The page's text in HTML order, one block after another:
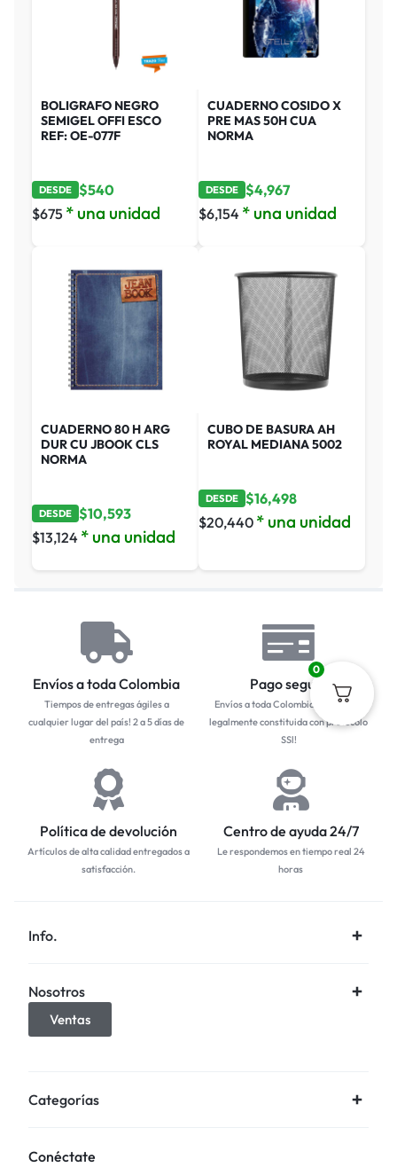
BOLIGRAFO NEGRO
SEMIGEL OFFI ESCO
REF: OE-077F
DESDE $540
$675 * una unidad
CUADERNO COSIDO X
PRE MAS 50H CUA
NORMA
DESDE $4,967
$6,154 * una unidad
CUADERNO 80 H ARG
DUR CU JBOOK CLS
NORMA
DESDE $10,593
$13,124 * una unidad
CUBO DE BASURA AH
ROYAL MEDIANA 5002
DESDE $16,498
$20,440 * una unidad
Envíos a toda Colombia
Tiempos de entregas ágiles a
cualquier lugar del país! 2 a 5 días de
entrega
Pago seguro
Envíos a toda Colombia... Empresa
legalmente constituida con protocolo
SSl!
Política de devolución
Artículos de alta calidad entregados a
satisfacción.
Centro de ayuda 24/7
Le respondemos en tiempo real 24
horas
Info.
Nosotros
Ventas
Categorías
Conéctate
0